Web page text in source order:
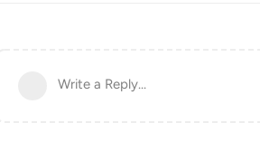
Write a Reply...